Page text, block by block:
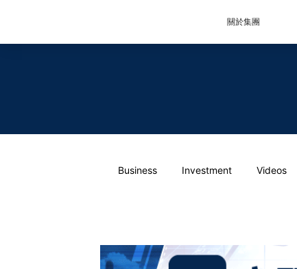
關於集團
Business Investment Videos